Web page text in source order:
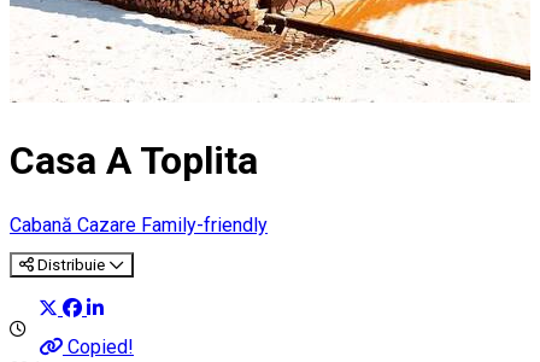
Casa A Toplita
Cabană Cazare Family-friendly
Distribuie
Copied!